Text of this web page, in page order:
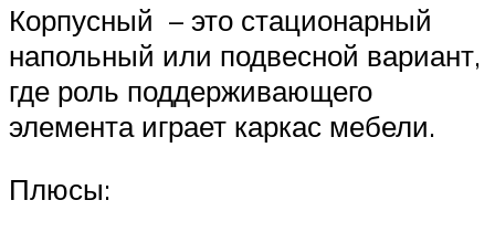
Корпусный – это стационарный
напольный или подвесной вариант,
где роль поддерживающего
элемента играет каркас мебели.
Плюсы: